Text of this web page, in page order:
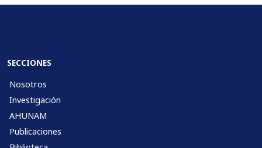
SECCIONES
Nosotros
Investigación
AHUNAM
Publicaciones